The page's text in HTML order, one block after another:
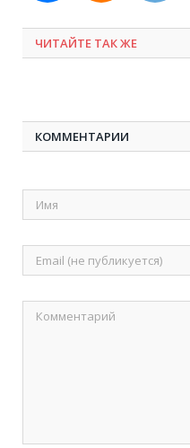
ЧИТАЙТЕ ТАК ЖЕ
КОММЕНТАРИИ